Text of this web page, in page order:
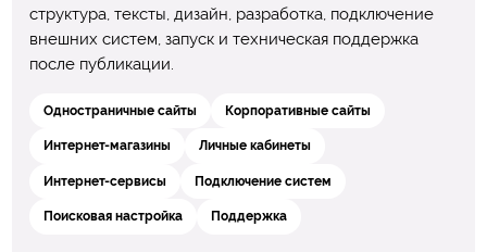
структура, тексты, дизайн, разработка, подключение
внешних систем, запуск и техническая поддержка
после публикации.
Одностраничные сайты Корпоративные сайты
Интернет-магазины Личные кабинеты
Интернет-сервисы Подключение систем
Поисковая настройка Поддержка